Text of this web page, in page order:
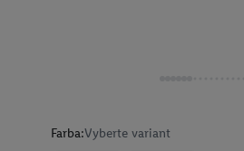
Farba:Vyberte variant